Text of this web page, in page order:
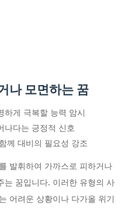
나 모면하는 꿈
하게 극복할 능력 암시
나다는 긍정적 신호
께 대비의 필요성 강조
발휘하여 가까스로 피하거나
는 꿈입니다. 이러한 유형의 사
어려운 상황이나 다가올 위기